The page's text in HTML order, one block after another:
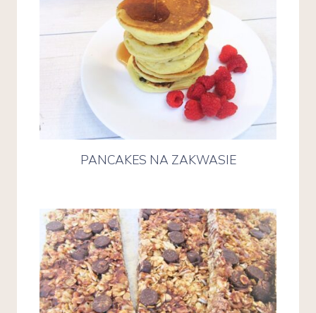
PANCAKES NA ZAKWASIE